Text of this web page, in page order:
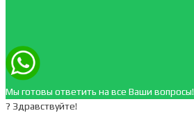
Мы готовы ответить на все Ваши вопросы!
? Здравствуйте!